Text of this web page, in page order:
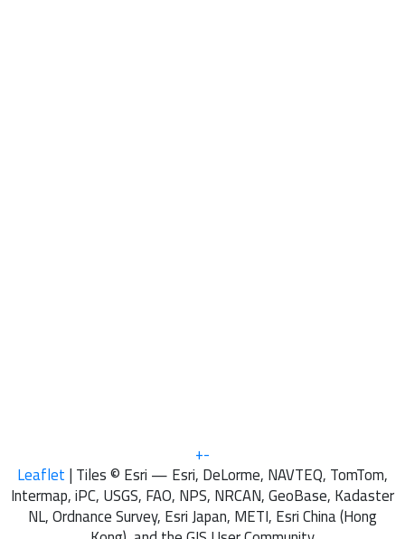
+-
Leaflet| Tiles © Esri — Esri, DeLorme, NAVTEQ, TomTom,
Intermap, iPC, USGS, FAO, NPS, NRCAN, GeoBase, Kadaster
NL, Ordnance Survey, Esri Japan, METI, Esri China (Hong